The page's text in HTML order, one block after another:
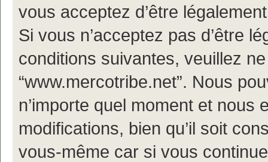
vous acceptez d’être
Si vous n’acceptez pas d’être
conditions suivantes, veuillez
“www.mercotribe.net”. Nous
n’importe quel moment et
modifications, bien qu’il soit
vous-même car si vous